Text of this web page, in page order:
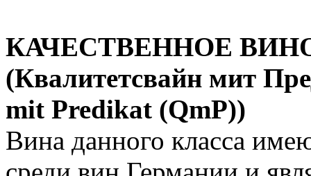
КАЧЕСТВЕННОЕ
(Квалитетсвайн мит
mit Predikat (QmP))
Вина данного класса